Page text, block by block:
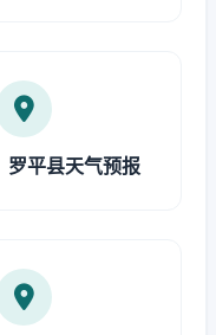
罗平县天气预报